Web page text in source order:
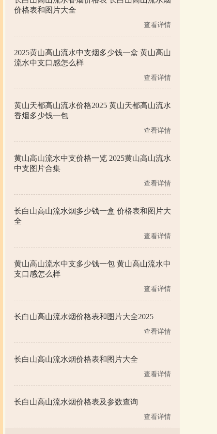
价格表和图片大全
查看详情
2025黄山高山流水中支烟多少钱一盒 黄山高山
流水中支口感怎么样
查看详情
黄山天都高山流水价格2025 黄山天都高山流水
香烟多少钱一包
查看详情
黄山高山流水中支价格一览 2025黄山高山流水
中支图片合集
查看详情
长白山高山流水烟多少钱一盒 价格表和图片大
全
查看详情
黄山高山流水中支多少钱一包 黄山高山流水中
支口感怎么样
查看详情
长白山高山流水烟价格表和图片大全2025
查看详情
长白山高山流水烟价格表和图片大全
查看详情
长白山高山流水烟价格表及参数查询
查看详情